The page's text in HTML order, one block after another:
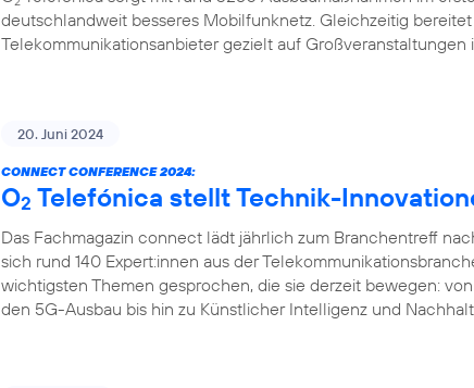
deutschlandweit besseres Mobilfunknetz. Gleichzeitig
Telekommunikationsanbieter gezielt auf Großveranstaltungen
20. Juni 2024
CONNECT CONFERENCE 2024:
O2 Telefónica stellt Technik-
Das Fachmagazin connect lädt jährlich zum Branchentreff
sich rund 140 Expert:innen aus der
wichtigsten Themen gesprochen, die sie derzeit bewegen:
den 5G-Ausbau bis hin zu Künstlicher Intelligenz und